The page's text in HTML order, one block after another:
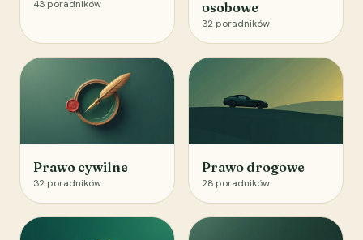
43 poradników
osobowe
32 poradników
Prawo cywilne
32 poradników
Prawo drogowe
28 poradników